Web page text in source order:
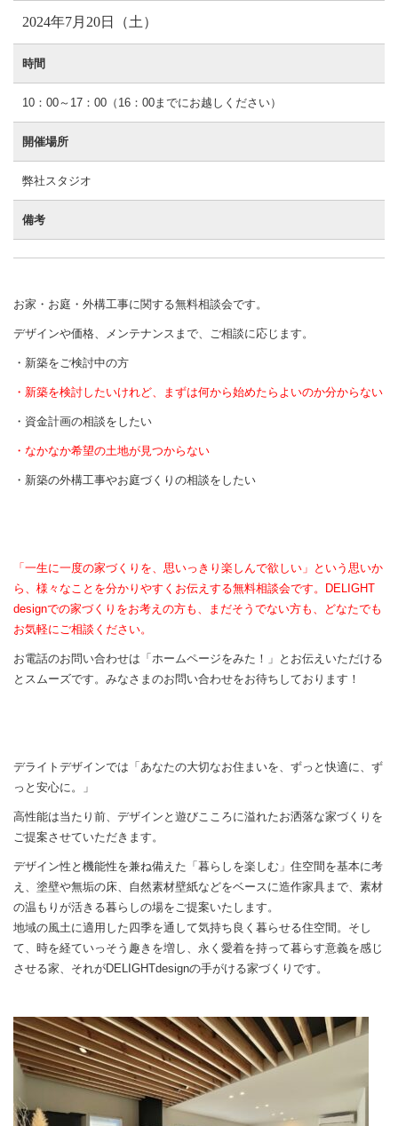
2024年7月20日（土）
時間
10：00～17：00（16：00までにお越しください）
開催場所
弊社スタジオ
備考
お家・お庭・外構工事に関する無料相談会です。
デザインや価格、メンテナンスまで、ご相談に応じます。
・新築をご検討中の方
・新築を検討したいけれど、まずは何から始めたらよいのか分からない
・資金計画の相談をしたい
・なかなか希望の土地が見つからない
・新築の外構工事やお庭づくりの相談をしたい
「一生に一度の家づくりを、思いっきり楽しんで欲しい」という思いか
ら、様々なことを分かりやすくお伝えする無料相談会です。DELIGHT
designでの家づくりをお考えの方も、まだそうでない方も、どなたでも
お気軽にご相談ください。
お電話のお問い合わせは「ホームページをみた！」とお伝えいただける
とスムーズです。みなさまのお問い合わせをお待ちしております！
デライトデザインでは「あなたの大切なお住まいを、ずっと快適に、ず
っと安心に。」
高性能は当たり前、デザインと遊びこころに溢れたお洒落な家づくりを
ご提案させていただきます。
デザイン性と機能性を兼ね備えた「暮らしを楽しむ」住空間を基本に考
え、塗壁や無垢の床、自然素材壁紙などをベースに造作家具まで、素材
の温もりが活きる暮らしの場をご提案いたします。
地域の風土に適用した四季を通して気持ち良く暮らせる住空間。そし
て、時を経ていっそう趣きを増し、永く愛着を持って暮らす意義を感じ
させる家、それがDELIGHTdesignの手がける家づくりです。